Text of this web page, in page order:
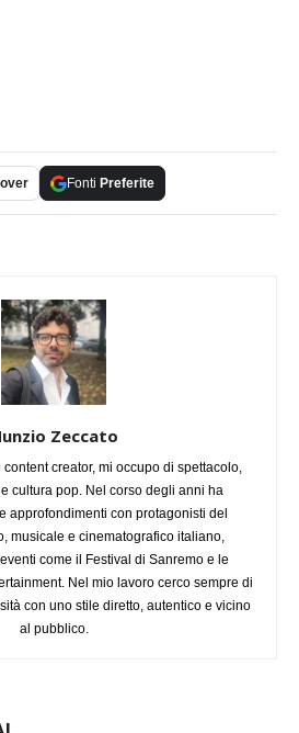
Fonti Preferite
Zeccato
creator, mi occupo di spettacolo,
cultura pop. Nel corso degli anni ha
approfondimenti con protagonisti del
musicale e cinematografico italiano,
come il Festival di Sanremo e le
Nel mio lavoro cerco sempre di
con uno stile diretto, autentico e vicino
al pubblico.